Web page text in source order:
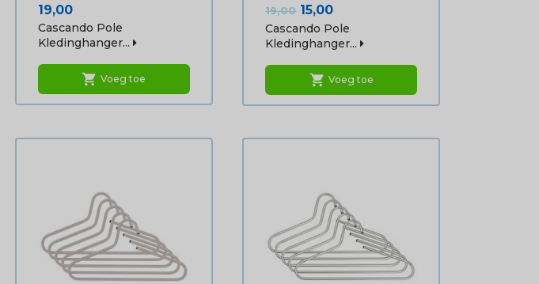
Prijs
19,00
Cascando Pole
Kledinghanger...
shopping_cart Voeg toe
Normale
prijs
19,00 Prijs
15,00
Cascando Pole
Kledinghanger...
shopping_cart Voeg toe